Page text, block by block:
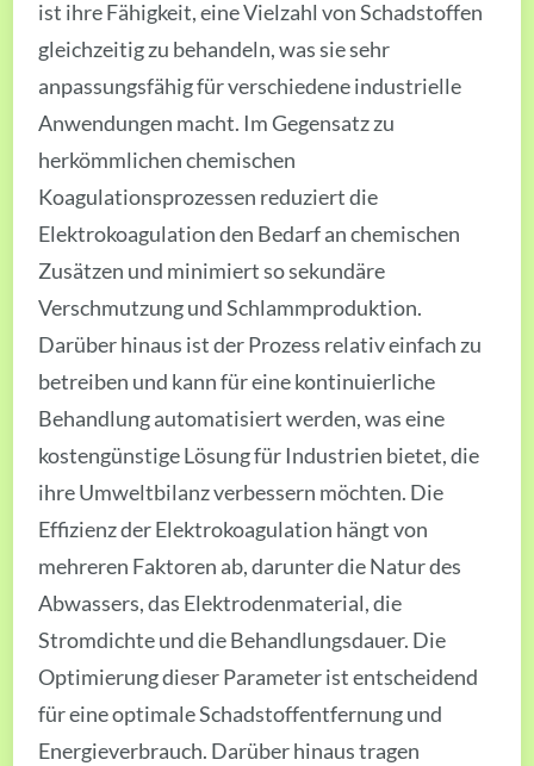
ist ihre Fähigkeit, eine Vielzahl von Schadstoffen
gleichzeitig zu behandeln, was sie sehr
anpassungsfähig für verschiedene industrielle
Anwendungen macht. Im Gegensatz zu
herkömmlichen chemischen
Koagulationsprozessen reduziert die
Elektrokoagulation den Bedarf an chemischen
Zusätzen und minimiert so sekundäre
Verschmutzung und Schlammproduktion.
Darüber hinaus ist der Prozess relativ einfach zu
betreiben und kann für eine kontinuierliche
Behandlung automatisiert werden, was eine
kostengünstige Lösung für Industrien bietet, die
ihre Umweltbilanz verbessern möchten. Die
Effizienz der Elektrokoagulation hängt von
mehreren Faktoren ab, darunter die Natur des
Abwassers, das Elektrodenmaterial, die
Stromdichte und die Behandlungsdauer. Die
Optimierung dieser Parameter ist entscheidend
für eine optimale Schadstoffentfernung und
Energieverbrauch. Darüber hinaus tragen